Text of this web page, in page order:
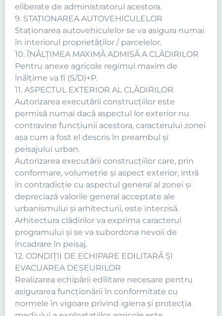
eliberate de administratorul acestora.
9. STAŢIONAREA AUTOVEHICULELOR
Staţionarea autovehiculelor se va asigura numai
în interiorul proprietăţilor / parcelelor.
10. ÎNĂLŢIMEA MAXIMĂ ADMISĂ A CLĂDIRILOR
Pentru anexe agricole regimul maxim de
înălţime va fi (S/D)+P.
11. ASPECTUL EXTERIOR AL CLĂDIRILOR
Autorizarea executării construcţiilor este
permisă numai dacă aspectul lor exterior nu
contravine funcţiunii acestora, caracterului zonei
aşa cum a fost el descris în preambul şi
peisajului urban.
Autorizarea executării construcţiilor care, prin
conformare, volumetrie şi aspect exterior, intră
în contradicţie cu aspectul general al zonei şi
depreciază valorile general acceptate ale
urbanismului şi arhitecturii, este interzisă.
Arhitectura clădirilor va exprima caracterul
programului şi se va subordona nevoii de
încadrare în peisaj.
12. CONDIŢII DE ECHIPARE EDILITARĂ ŞI
EVACUAREA DEŞEURILOR
Realizarea echipării edilitare necesare pentru
asigurarea funcţionării în conformitate cu
normele în vigoare privind igiena şi protecţia